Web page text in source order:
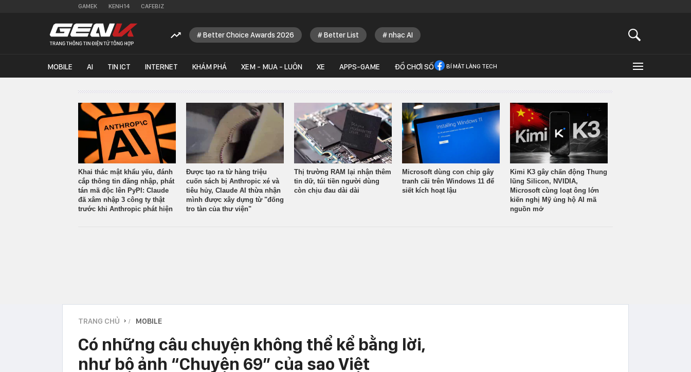
GAMEK KENH14 CAFEBIZ
Better Choice Awards 2026 Better List nhạc AI
MOBILE AI TIN ICT INTERNET KHÁM PHÁ XEM - MUA - LUÔN XE APPS-GAME ĐỒ CHƠI SỐ BÍ MẬT LÀNG TECH
Khai thác mật khẩu yếu, đánh
cắp thông tin đăng nhập, phát
tán mã độc lên PyPI: Claude
đã xâm nhập 3 công ty thật
trước khi Anthropic phát hiện
Được tạo ra từ hàng triệu
cuốn sách bị Anthropic xé và
tiêu hủy, Claude AI thừa nhận
mình được xây dựng từ "đống
tro tàn của thư viện"
Thị trường RAM lại nhận thêm
tin dữ, túi tiền người dùng
còn chịu đau dài dài
Microsoft dùng con chip gây
tranh cãi trên Windows 11 để
siết kích hoạt lậu
Kimi K3 gây chấn động Thung
lũng Silicon, NVIDIA,
Microsoft cùng loạt ông lớn
kiến nghị Mỹ ủng hộ AI mã
nguồn mở
TRANG CHỦ › MOBILE
Có những câu chuyện không thể kể bằng lời,
như bộ ảnh “Chuyện 69” của sao Việt